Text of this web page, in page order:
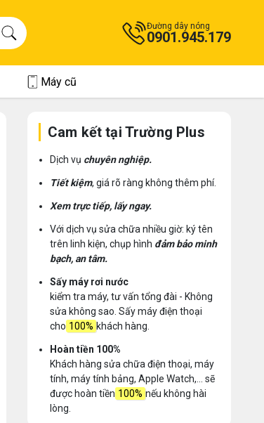
Đường dây nóng
0901.945.179
Máy cũ
Cam kết tại Trường Plus
Dịch vụ chuyên nghiệp.
Tiết kiệm, giá rõ ràng không thêm phí.
Xem trực tiếp, lấy ngay.
Với dịch vụ sửa chữa nhiều giờ: ký tên
trên linh kiện, chụp hình đảm bảo minh
bạch, an tâm.
Sấy máy rơi nước
kiểm tra máy, tư vấn tổng đài - Không
sửa không sao. Sấy máy điện thoại
cho 100% khách hàng.
Hoàn tiền 100%
Khách hàng sửa chữa điện thoại, máy
tính, máy tính bảng, Apple Watch,... sẽ
được hoàn tiền 100% nếu không hài
lòng.